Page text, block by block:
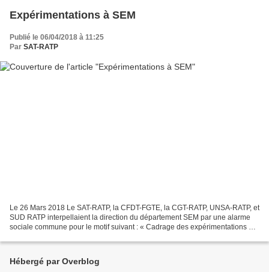
Expérimentations à SEM
Publié le 06/04/2018 à 11:25
Par SAT-RATP
Le 26 Mars 2018 Le SAT-RATP, la CFDT-FGTE, la CGT-RATP, UNSA-RATP, et
SUD RATP interpellaient la direction du département SEM par une alarme
sociale commune pour le motif suivant : « Cadrage des expérimentations en
Hébergé par Overblog